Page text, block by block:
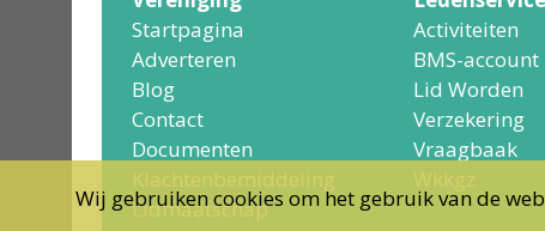
Startpagina
Adverteren
Blog
Contact
Documenten
Klachtenbemiddeling
Lidmaatschap
Activiteiten
BMS-account
Lid Worden
Verzekering
Vraagbaak
Wkkgz
Wij gebruiken cookies om het gebruik van de